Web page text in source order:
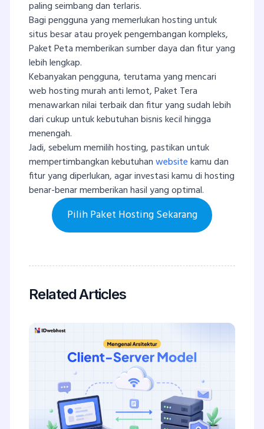
paling seimbang dan terlaris.
Bagi pengguna yang memerlukan hosting untuk
situs besar atau proyek pengembangan kompleks,
Paket Peta memberikan sumber daya dan fitur yang
lebih lengkap.
Kebanyakan pengguna, terutama yang mencari
web hosting murah anti lemot, Paket Tera
menawarkan nilai terbaik dan fitur yang sudah lebih
dari cukup untuk kebutuhan bisnis kecil hingga
menengah.
Jadi, sebelum memilih hosting, pastikan untuk
mempertimbangkan kebutuhanwebsitekamu dan
fitur yang diperlukan, agar investasi kamu di hosting
benar-benar memberikan hasil yang optimal.
Pilih Paket Hosting Sekarang
Related Articles